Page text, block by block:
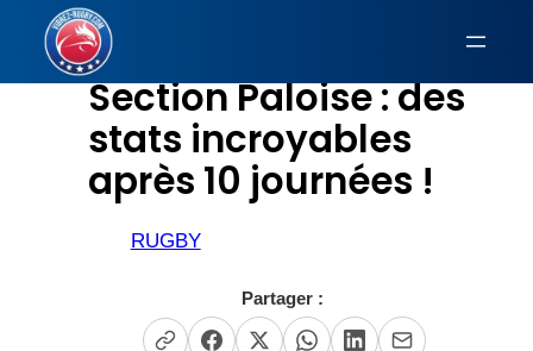
Aller
contenu Section Paloise : des
stats incroyables
après 10 journées !
RUGBY
Partager :